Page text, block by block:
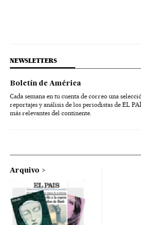
NEWSLETTERS
Boletín de América
Cada semana en tu cuenta de correo una
reportajes y análisis de los periodistas de EL
más relevantes del continente.
Arquivo